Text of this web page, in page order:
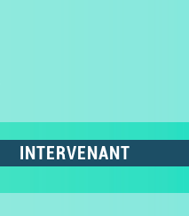
INTERVENANT